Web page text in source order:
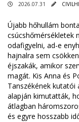
2026.07.31
Újabb hőhullám
csúcshőmérsékletek
odafigyelni, ad-e
hajnalra sem
éjszakák, amikor
magát. Kis Anna és
Tanszékének kutatói
alapján kimutatták,
átlagban
és egyre hosszabb